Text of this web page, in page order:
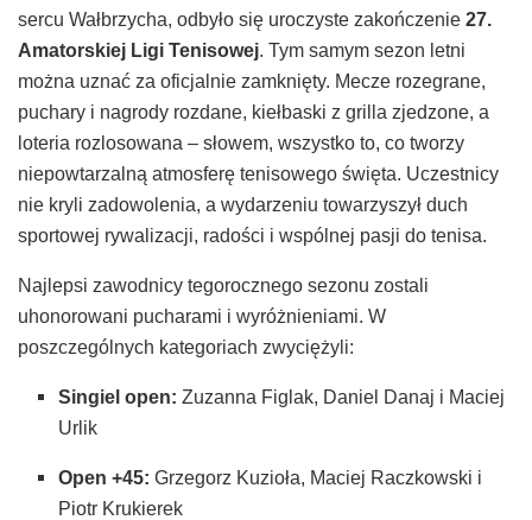
sercu Wałbrzycha, odbyło się uroczyste zakończenie 27.
Amatorskiej Ligi Tenisowej. Tym samym sezon letni
można uznać za oficjalnie zamknięty. Mecze rozegrane,
puchary i nagrody rozdane, kiełbaski z grilla zjedzone, a
loteria rozlosowana – słowem, wszystko to, co tworzy
niepowtarzalną atmosferę tenisowego święta. Uczestnicy
nie kryli zadowolenia, a wydarzeniu towarzyszył duch
sportowej rywalizacji, radości i wspólnej pasji do tenisa.
Najlepsi zawodnicy tegorocznego sezonu zostali
uhonorowani pucharami i wyróżnieniami. W
poszczególnych kategoriach zwyciężyli:
Singiel open: Zuzanna Figlak, Daniel Danaj i Maciej
Urlik
Open +45: Grzegorz Kuzioła, Maciej Raczkowski i
Piotr Krukierek